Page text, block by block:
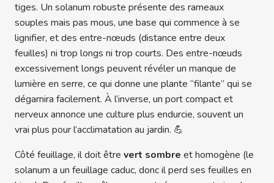
tiges. Un solanum robuste présente des rameaux
souples mais pas mous, une base qui commence à se
lignifier, et des entre-nœuds (distance entre deux
feuilles) ni trop longs ni trop courts. Des entre-nœuds
excessivement longs peuvent révéler un manque de
lumière en serre, ce qui donne une plante “filante” qui se
dégarnira facilement. À l’inverse, un port compact et
nerveux annonce une culture plus endurcie, souvent un
vrai plus pour l’acclimatation au jardin. 💪
Côté feuillage, il doit être vert sombre et homogène (le
solanum a un feuillage caduc, donc il perd ses feuilles en